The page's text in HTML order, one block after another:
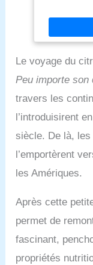
Le voyage du
Peu importe son
travers les
l’introduisirent
siècle. De là,
l’emportèrent
les Amériques.
Après cette
permet de
fascinant,
propriétés